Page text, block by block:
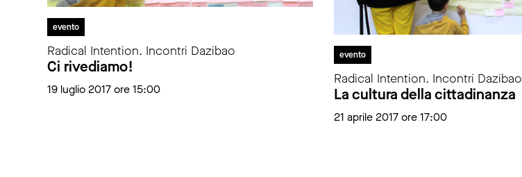
evento
Radical Intention. Incontri Dazibao
Ci rivediamo!
19 luglio 2017 ore 15:00
evento
Radical Intention. Incontri Dazibao
La cultura della cittadinanza
21 aprile 2017 ore 17:00